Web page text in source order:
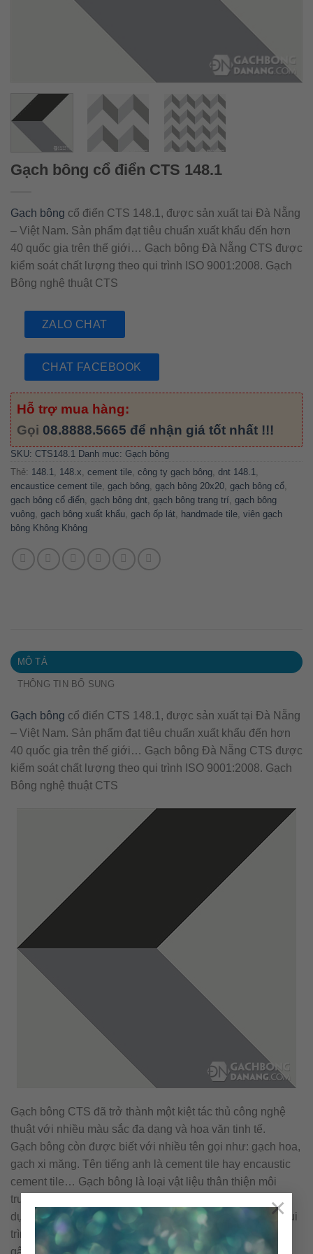
×
Gạch bông cổ điển CTS 148.1
Gạch bông cổ điển CTS 148.1, được sản xuất tại Đà Nẵng
– Việt Nam. Sản phẩm đạt tiêu chuẩn xuất khẩu đến hơn
40 quốc gia trên thế giới… Gạch bông Đà Nẵng CTS được
kiểm soát chất lượng theo qui trình ISO 9001:2008. Gạch
Bông nghệ thuật CTS
ZALO CHAT
CHAT FACEBOOK
Hỗ trợ mua hàng:
Gọi 08.8888.5665 để nhận giá tốt nhất !!!
SKU: CTS148.1 Danh mục: Gạch bông
Thẻ: 148.1 148.x cement tile công ty gạch bông dnt 148.1
encaustice cement tile gạch bông gạch bông 20x20 gạch bông cổ
gạch bông cổ điển gạch bông dnt gạch bông trang trí gạch bông
vuông gạch bông xuất khẩu gạch ốp lát handmade tile viên gạch
bông Không Không
MÔ TẢ
THÔNG TIN BỔ SUNG
Gạch bông cổ điển CTS 148.1, được sản xuất tại Đà Nẵng
– Việt Nam. Sản phẩm đạt tiêu chuẩn xuất khẩu đến hơn
40 quốc gia trên thế giới… Gạch bông Đà Nẵng CTS được
kiểm soát chất lượng theo qui trình ISO 9001:2008. Gạch
Bông nghệ thuật CTS
Gạch bông CTS đã trở thành một kiệt tác thủ công nghệ
thuật với nhiều màu sắc đa dạng và hoa văn tinh tế.
Gạch bông còn được biết với nhiều tên gọi như: gạch hoa,
gạch xi măng. Tên tiếng anh là cement tile hay encaustic
cement tile… Gạch bông là loại vật liệu thân thiện môi
trường với những nguyên vật liệu tự nhiên và không sử
dụng nhiên liệu đốt trong quá trình sản xuất. Cấu tạo & qui
trình nên viên gạch bông được sản xuất thủ công không